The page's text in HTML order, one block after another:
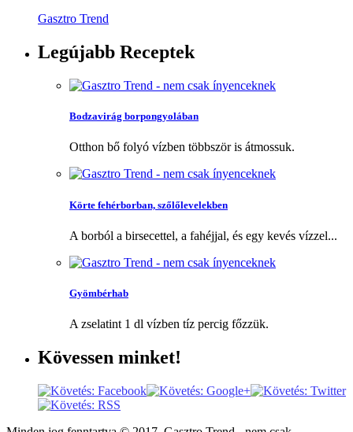
Gasztro Trend
Legújabb Receptek
Bodzavirág borpongyolában
Otthon bő folyó vízben többször is átmossuk.
Körte fehérborban, szőlőlevelekben
A borból a birsecettel, a fahéjjal, és egy kevés vízzel...
Gyömbérhab
A zselatint 1 dl vízben tíz percig főzzük.
Kövessen minket!